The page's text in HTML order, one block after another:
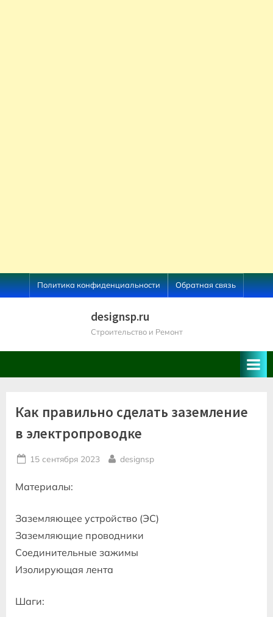
Skip
to
Политика конфиденциальности Обратная связь
designsp.ru
Строительство и Ремонт
Как правильно сделать заземление
в электропроводке
Posted
15 сентября 2023 By
designsp
Материалы:
Заземляющее устройство (ЭС)
Заземляющие проводники
Соединительные зажимы
Изолирующая лента
Шаги: